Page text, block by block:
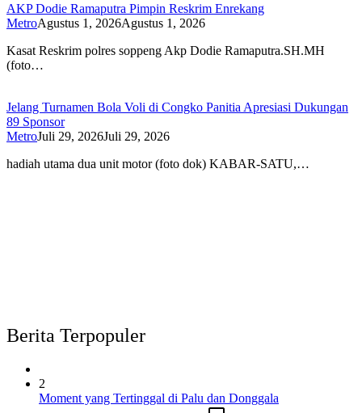
AKP Dodie Ramaputra Pimpin Reskrim Enrekang
MetroAgustus 1, 2026Agustus 1, 2026
Kasat Reskrim polres soppeng Akp Dodie Ramaputra.SH.MH
(foto…
Jelang Turnamen Bola Voli di Congko Panitia Apresiasi Dukungan
89 Sponsor
MetroJuli 29, 2026Juli 29, 2026
hadiah utama dua unit motor (foto dok) KABAR-SATU,…
Berita Terpopuler
2
Moment yang Tertinggal di Palu dan Donggala